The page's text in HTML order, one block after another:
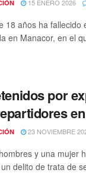
15 ENERO 2026
18 años ha
en Manacor, en el
por
23 NOVIEMBRE
y una mujer
delito de trata de